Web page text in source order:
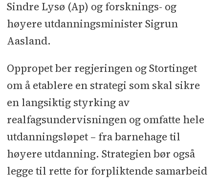
Sindre Lysø (Ap) og forsknings- og
høyere utdanningsminister Sigrun
Aasland.
Oppropet ber regjeringen og Stortinget
om å etablere en strategi som skal sikre
en langsiktig styrking av
realfagsundervisningen og omfatte hele
utdanningsløpet – fra barnehage til
høyere utdanning. Strategien bør også
legge til rette for forpliktende samarbeid